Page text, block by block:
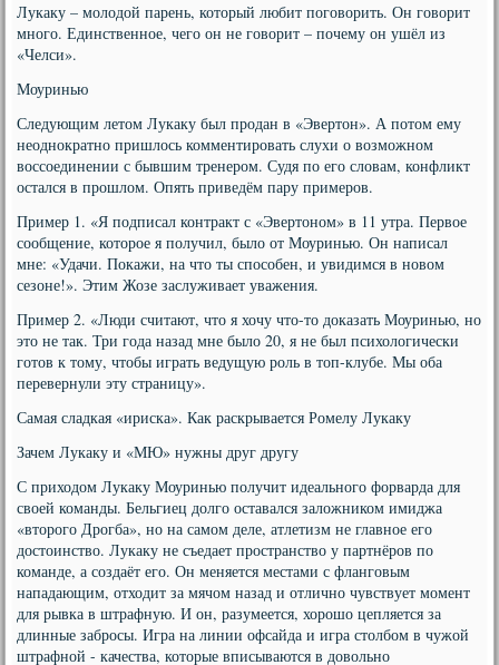
Лукаку – молодой парень, который любит поговорить. Он говорит
много. Единственное, чего он не говорит – почему он ушёл из
«Челси».
Моуринью
Следующим летом Лукаку был продан в «Эвертон». А потом ему
неоднократно пришлось комментировать слухи о возможном
воссоединении с бывшим тренером. Судя по его словам, конфликт
остался в прошлом. Опять приведём пару примеров.
Пример 1. «Я подписал контракт с «Эвертоном» в 11 утра. Первое
сообщение, которое я получил, было от Моуринью. Он написал
мне: «Удачи. Покажи, на что ты способен, и увидимся в новом
сезоне!». Этим Жозе заслуживает уважения.
Пример 2. «Люди считают, что я хочу что-то доказать Моуринью, но
это не так. Три года назад мне было 20, я не был психологически
готов к тому, чтобы играть ведущую роль в топ-клубе. Мы оба
перевернули эту страницу».
Самая сладкая «ириска». Как раскрывается Ромелу Лукаку
Зачем Лукаку и «МЮ» нужны друг другу
С приходом Лукаку Моуринью получит идеального форварда для
своей команды. Бельгиец долго оставался заложником имиджа
«второго Дрогба», но на самом деле, атлетизм не главное его
достоинство. Лукаку не съедает пространство у партнёров по
команде, а создаёт его. Он меняется местами с фланговым
нападающим, отходит за мячом назад и отлично чувствует момент
для рывка в штрафную. И он, разумеется, хорошо цепляется за
длинные забросы. Игра на линии офсайда и игра столбом в чужой
штрафной - качества, которые вписываются в довольно